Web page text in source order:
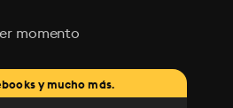
momento
y mucho más.